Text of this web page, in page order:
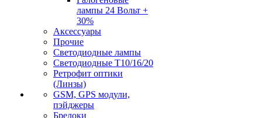
лампы 24 Вольт +
30%
Аксессуары
Прочие
Светодиодные лампы
Светодиодные Т10/16/20
Ретрофит оптики
(Линзы)
GSM, GPS модули,
пэйджеры
Брелоки